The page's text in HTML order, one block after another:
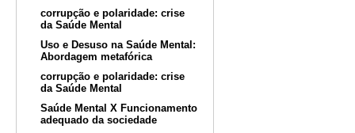
corrupção e polaridade: crise
da Saúde Mental
Uso e Desuso na Saúde Mental:
Abordagem metafórica
corrupção e polaridade: crise
da Saúde Mental
Saúde Mental X Funcionamento
adequado da sociedade